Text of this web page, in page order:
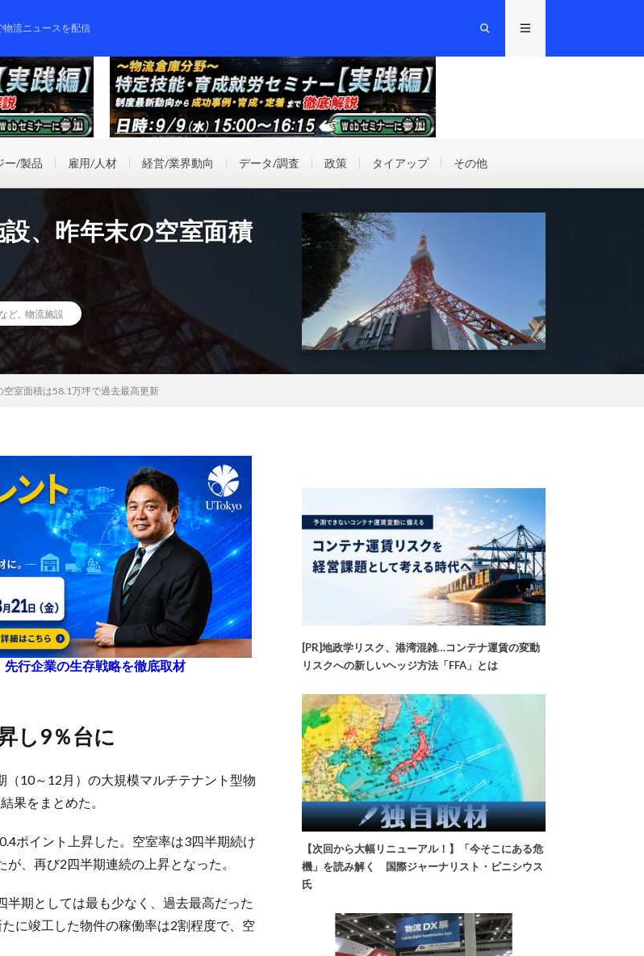
物流ニュースを配信
ー/製品 雇用/人材 経営/業界動向 データ/調査 政策 タイアップ その他
、昨年末の空室面積
ど 物流施設
室面積は58.1万坪で過去最高更新
行企業の生存戦略を徹底取材
し9％台に
（10～12月）の大規模マルチテナント型物
果をまとめた。
ポイント上昇した。空室率は3四半期続け
、再び2四半期連続の上昇となった。
期としては最も少なく、過去最高だった
に竣工した物件の稼働率は2割程度で、空
[PR]地政学リスク、港湾混雑…コンテナ運賃の変動
リスクへの新しいヘッジ方法「FFA」とは
【次回から大幅リニューアル！】「今そこにある危
機」を読み解く 国際ジャーナリスト・ビニシウス
氏